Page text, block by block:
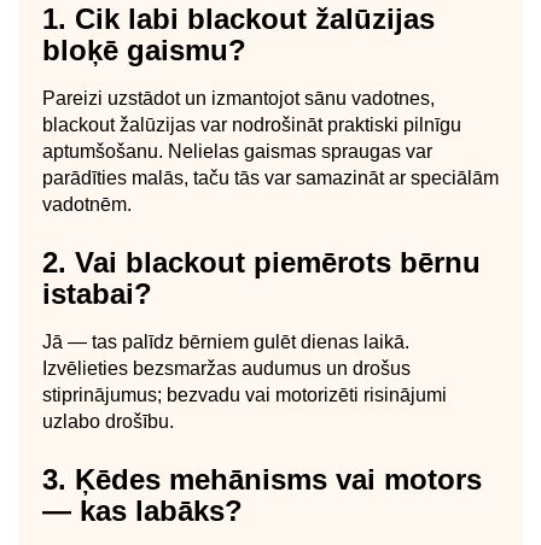
1. Cik labi blackout žalūzijas
bloķē gaismu?
Pareizi uzstādot un izmantojot sānu vadotnes,
blackout žalūzijas var nodrošināt praktiski pilnīgu
aptumšošanu. Nelielas gaismas spraugas var
parādīties malās, taču tās var samazināt ar speciālām
vadotnēm.
2. Vai blackout piemērots bērnu
istabai?
Jā — tas palīdz bērniem gulēt dienas laikā.
Izvēlieties bezsmaržas audumus un drošus
stiprinājumus; bezvadu vai motorizēti risinājumi
uzlabo drošību.
3. Ķēdes mehānisms vai motors
— kas labāks?